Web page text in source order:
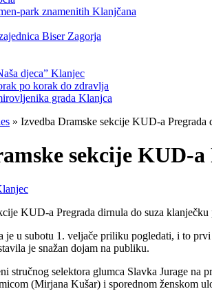
park znamenitih Klanjčana
Biser Zagorja
djeca” Klanjec
po korak do zdravlja
grada Klanjca
» Izvedba Dramske sekcije KUD-a
sekcije KUD-
je u subotu 1. veljače priliku pogledati, i to
je snažan dojam na publiku.
stručnog selektora glumca Slavka Jurage
(Mirjana Kušar) i sporednom ženskom